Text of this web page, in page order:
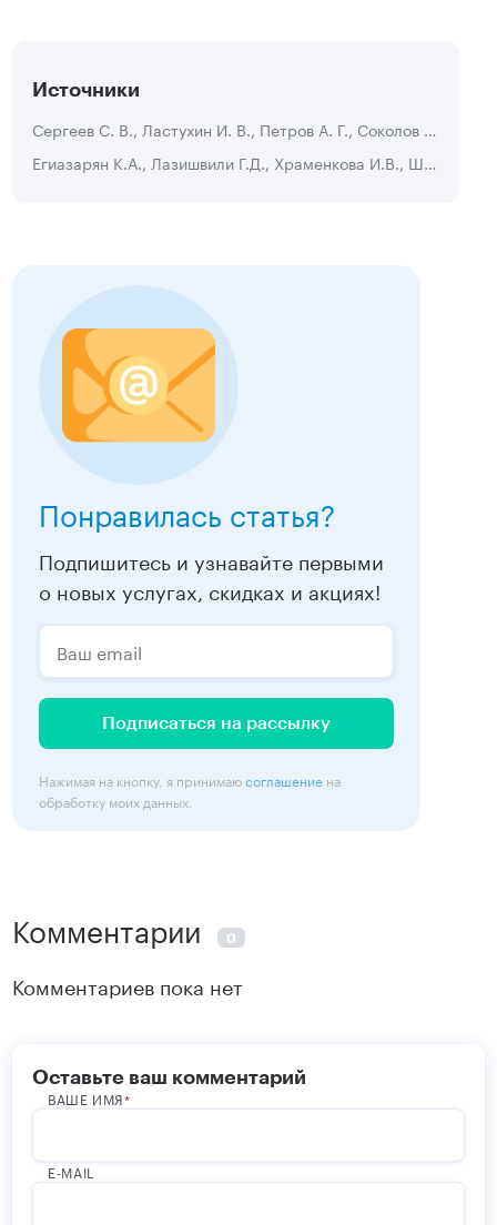
Источники
Сергеев С. В., Ластухин И. В., Петров А. Г., Соколов А. О., Николаев С. А., Ярыгин Е. Н., Трофимов В. Н. Оперативное лечение рассекающего остеохондрита коленного сустава у детей // ПМ. 2012. №7-1 (63).
Егиазарян К.А., Лазишвили Г.Д., Храменкова И.В., Шпак М.А., Бадриев Д.А. Алгоритм хирургического лечения больных с рассекающим остеохондритом коленного сустава // Вестник РГМУ. 2018. №2.
Понравилась статья?
Подпишитесь и узнавайте первыми
о новых услугах, скидках и акциях!
Подписаться на рассылку
Нажимая на кнопку, я принимаюсоглашение на
обработку моих данных.
Комментарии 0
Комментариев пока нет
Оставьте ваш комментарий
ВАШЕ ИМЯ
E-MAIL